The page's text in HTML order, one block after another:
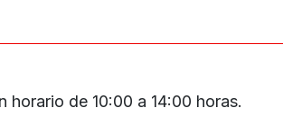
horario de 10:00 a 14:00 horas.